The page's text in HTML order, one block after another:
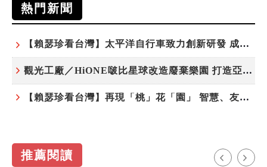
熱門新聞
【賴瑟珍看台灣】太平洋自行車致力創新研發 成就台灣隱形冠軍
觀光工廠／HiONE啵比星球改造廢棄樂園 打造亞洲最大寵物天堂
【賴瑟珍看台灣】再現「桃」花「園」 智慧、友善、永續成為桃園遞給國際的名片
推薦閱讀